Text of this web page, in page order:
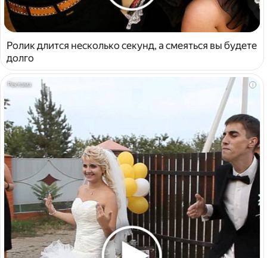
Ролик длится несколько секунд, а смеяться вы будете
долго
i